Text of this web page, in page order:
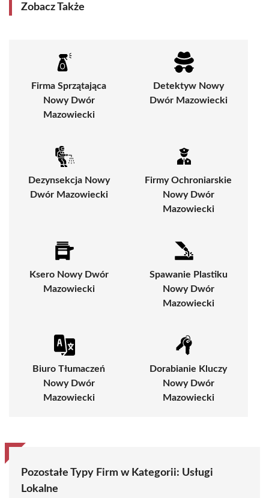
Zobacz Także
Firma Sprzątająca
Nowy Dwór
Mazowiecki
Detektyw Nowy
Dwór Mazowiecki
Dezynsekcja Nowy
Dwór Mazowiecki
Firmy Ochroniarskie
Nowy Dwór
Mazowiecki
Ksero Nowy Dwór
Mazowiecki
Spawanie Plastiku
Nowy Dwór
Mazowiecki
Biuro Tłumaczeń
Nowy Dwór
Mazowiecki
Dorabianie Kluczy
Nowy Dwór
Mazowiecki
Pozostałe Typy Firm w Kategorii: Usługi
Lokalne